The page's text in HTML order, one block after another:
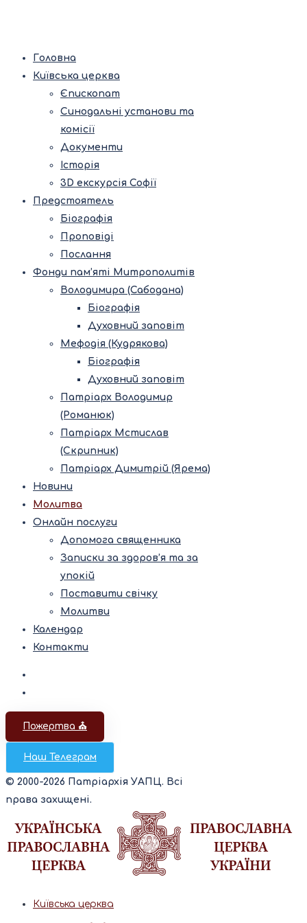
Головна
Київська церква
Єпископат
Синодальні установи та
комісії
Документи
Історія
3D екскурсія Софії
Предстоятель
Біографія
Проповіді
Послання
Фонди пам’яті Митрополитів
Володимира (Сабодана)
Біографія
Духовний заповіт
Мефодія (Кудрякова)
Біографія
Духовний заповіт
Патріарх Володимир
(Романюк)
Патріарх Мстислав
(Скрипник)
Патріарх Димитрій (Ярема)
Новини
Молитва
Онлайн послуги
Допомога священника
Записки за здоров’я та за
упокій
Поставити свічку
Молитви
Календар
Контакти
Пожертва ⛪️
Наш Телеграм
© 2000-2026 Патріархія УАПЦ. Всі
права захищені.
Київська церква